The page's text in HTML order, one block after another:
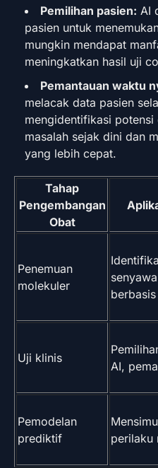
Pemilihan pasien: AI
pasien untuk
mungkin mendapat
meningkatkan hasil uji
Pemantauan waktu
melacak data pasien
mengidentifikasi
masalah sejak dini dan
yang lebih cepat.
Tahap
Pengembangan
Obat
Penemuan
molekuler
senyawa
berbasis
Uji klinis
AI,
Pemodelan
prediktif
perilaku